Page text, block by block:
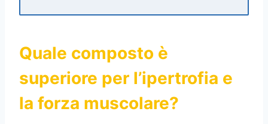
Quale composto è
superiore per l’ipertrofia e
la forza muscolare?